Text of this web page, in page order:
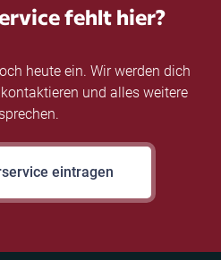
fehlt hier?
heute ein. Wir werden dich
und alles weitere
eintragen